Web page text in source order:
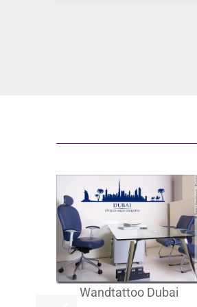
Wandtattoo Dubai